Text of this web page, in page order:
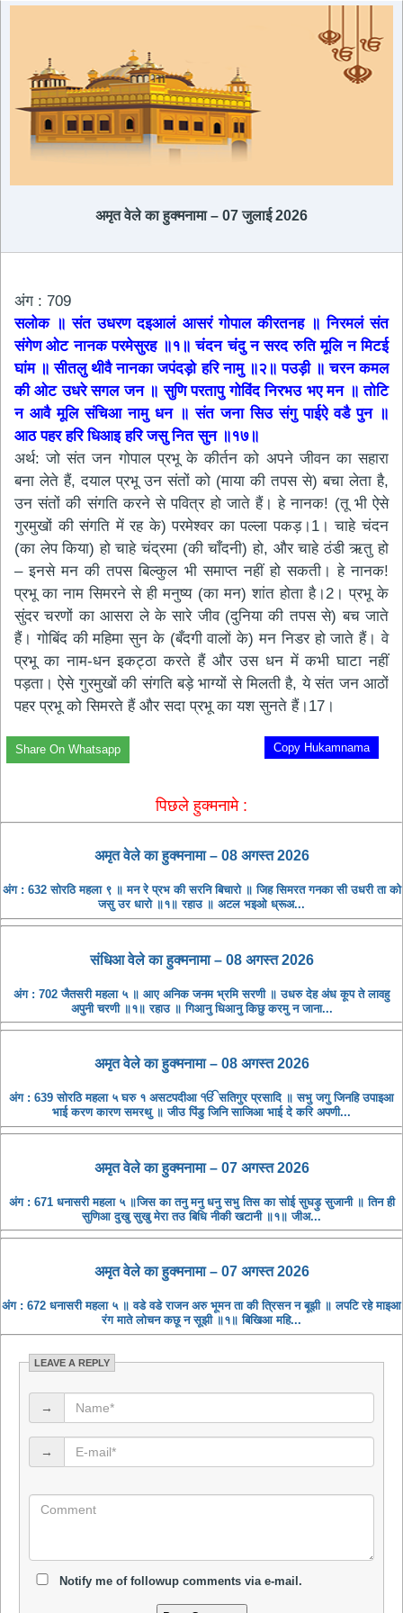
अमृत ​​वेले का हुक्मनामा – 07 जुलाई 2026
अंग : 709
सलोक ॥ संत उधरण दइआलं आसरं गोपाल कीरतनह ॥ निरमलं संत
संगेण ओट नानक परमेसुरह ॥१॥ चंदन चंदु न सरद रुति मूलि न मिटई
घांम ॥ सीतलु थीवै नानका जपंदड़ो हरि नामु ॥२॥ पउड़ी ॥ चरन कमल
की ओट उधरे सगल जन ॥ सुणि परतापु गोविंद निरभउ भए मन ॥ तोटि
न आवै मूलि संचिआ नामु धन ॥ संत जना सिउ संगु पाईऐ वडै पुन ॥
आठ पहर हरि धिआइ हरि जसु नित सुन ॥१७॥
अर्थ: जो संत जन गोपाल प्रभू के कीर्तन को अपने जीवन का सहारा
बना लेते हैं, दयाल प्रभू उन संतों को (माया की तपस से) बचा लेता है,
उन संतों की संगति करने से पवित्र हो जाते हैं। हे नानक! (तू भी ऐसे
गुरमुखों की संगति में रह के) परमेश्वर का पल्ला पकड़।1। चाहे चंदन
(का लेप किया) हो चाहे चंद्रमा (की चाँदनी) हो, और चाहे ठंडी ऋतु हो
– इनसे मन की तपस बिल्कुल भी समाप्त नहीं हो सकती। हे नानक!
प्रभू का नाम सिमरने से ही मनुष्य (का मन) शांत होता है।2। प्रभू के
सुंदर चरणों का आसरा ले के सारे जीव (दुनिया की तपस से) बच जाते
हैं। गोबिंद की महिमा सुन के (बँदगी वालों के) मन निडर हो जाते हैं। वे
प्रभू का नाम-धन इकट्ठा करते हैं और उस धन में कभी घाटा नहीं
पड़ता। ऐसे गुरमुखों की संगति बड़े भाग्यों से मिलती है, ये संत जन आठों
पहर प्रभू को सिमरते हैं और सदा प्रभू का यश सुनते हैं।17।
Copy Hukamnama
Share On Whatsapp
पिछले हुक्मनामे :
अमृत ​​वेले का हुक्मनामा – 08 अगस्त 2026
अंग : 632 सोरठि महला ९ ॥ मन रे प्रभ की सरनि बिचारो ॥ जिह सिमरत गनका सी उधरी ता को
जसु उर धारो ॥१॥ रहाउ ॥ अटल भइओ ध्रूअ...
संधिआ ​​वेले का हुक्मनामा – 08 अगस्त 2026
अंग : 702 जैतसरी महला ५ ॥ आए अनिक जनम भ्रमि सरणी ॥ उधरु देह अंध कूप ते लावहु
अपुनी चरणी ॥१॥ रहाउ ॥ गिआनु धिआनु किछु करमु न जाना...
अमृत ​​वेले का हुक्मनामा – 08 अगस्त 2026
अंग : 639 सोरठि महला ५ घरु १ असटपदीआ ੴ सतिगुर प्रसादि ॥ सभु जगु जिनहि उपाइआ
भाई करण कारण समरथु ॥ जीउ पिंडु जिनि साजिआ भाई दे करि अपणी...
अमृत ​​वेले का हुक्मनामा – 07 अगस्त 2026
अंग : 671 धनासरी महला ५ ॥जिस का तनु मनु धनु सभु तिस का सोई सुघड़ु सुजानी ॥ तिन ही
सुणिआ दुखु सुखु मेरा तउ बिधि नीकी खटानी ॥१॥ जीअ...
अमृत ​​वेले का हुक्मनामा – 07 अगस्त 2026
अंग : 672 धनासरी महला ५ ॥ वडे वडे राजन अरु भूमन ता की त्रिसन न बूझी ॥ लपटि रहे माइआ
रंग माते लोचन कछू न सूझी ॥१॥ बिखिआ महि...
LEAVE A REPLY
→
→
Notify me of followup comments via e-mail.